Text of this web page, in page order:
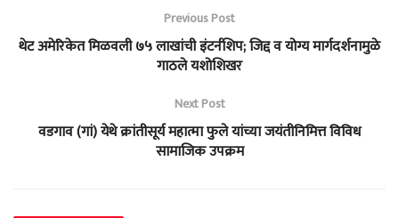
Previous Post
थेट अमेरिकेत मिळवली ७५ लाखांची इंटर्नशिप; जिद्द व योग्य मार्गदर्शनामुळे
गाठले यशोशिखर
Next Post
वडगाव (गां) येथे क्रांतीसूर्य महात्मा फुले यांच्या जयंतीनिमित्त विविध
सामाजिक उपक्रम